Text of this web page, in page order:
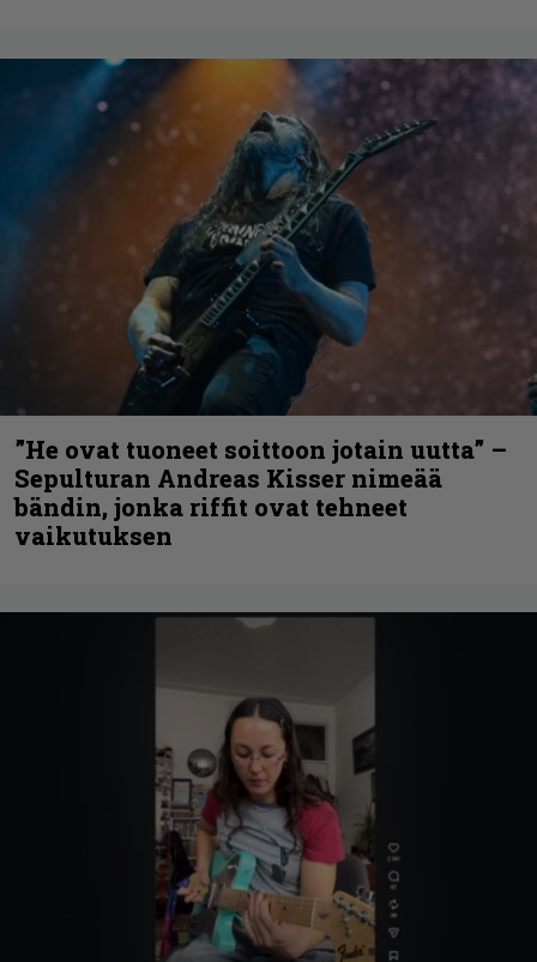
”He ovat tuoneet soittoon jotain uutta” –
Sepulturan Andreas Kisser nimeää
bändin, jonka riffit ovat tehneet
vaikutuksen